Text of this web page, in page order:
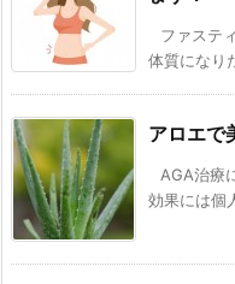
ファステ
体質になり
アロエで
AGA治療
効果には個